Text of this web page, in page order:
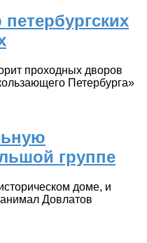
проходных дворов
Петербурга»
группе
доме, и
Довлатов